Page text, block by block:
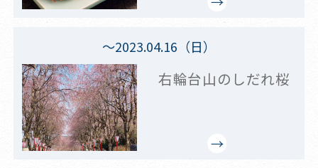
～2023.04.16（日）
右輪台山のしだれ桜